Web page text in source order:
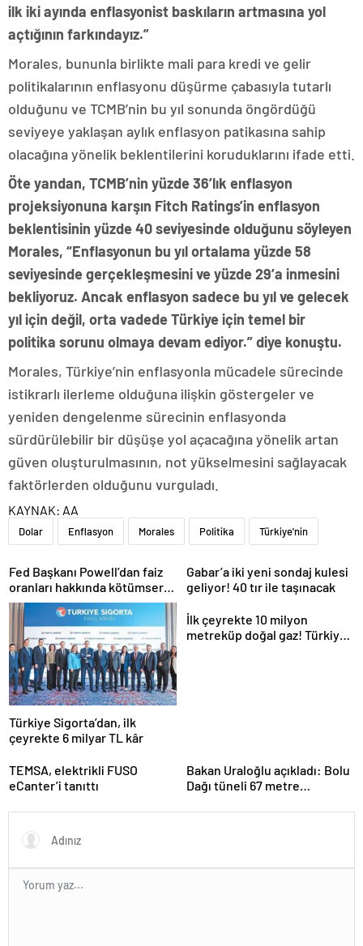
ilk iki ayında enflasyonist baskıların artmasına yol
açtığının farkındayız.”
Morales, bununla birlikte mali para kredi ve gelir
politikalarının enflasyonu düşürme çabasıyla tutarlı
olduğunu ve TCMB’nin bu yıl sonunda öngördüğü
seviyeye yaklaşan aylık enflasyon patikasına sahip
olacağına yönelik beklentilerini koruduklarını ifade etti.
Öte yandan, TCMB’nin yüzde 36’lık enflasyon
projeksiyonuna karşın Fitch Ratings’in enflasyon
beklentisinin yüzde 40 seviyesinde olduğunu söyleyen
Morales, “Enflasyonun bu yıl ortalama yüzde 58
seviyesinde gerçekleşmesini ve yüzde 29’a inmesini
bekliyoruz. Ancak enflasyon sadece bu yıl ve gelecek
yıl için değil, orta vadede Türkiye için temel bir
politika sorunu olmaya devam ediyor.” diye konuştu.
Morales, Türkiye’nin enflasyonla mücadele sürecinde
istikrarlı ilerleme olduğuna ilişkin göstergeler ve
yeniden dengelenme sürecinin enflasyonda
sürdürülebilir bir düşüşe yol açacağına yönelik artan
güven oluşturulmasının, not yükselmesini sağlayacak
faktörlerden olduğunu vurguladı.
KAYNAK: AA
Dolar Enflasyon Morales Politika Türkiye'nin
Fed Başkanı Powell’dan faiz
oranları hakkında kötümser
açıklama
Gabar’a iki yeni sondaj kulesi
geliyor! 40 tır ile taşınacak
Türkiye Sigorta’dan, ilk
çeyrekte 6 milyar TL kâr
İlk çeyrekte 10 milyon
metreküp doğal gaz! Türkiye
TEMSA, elektrikli FUSO
eCanter’i tanıttı
Bakan Uraloğlu açıkladı: Bolu
Dağı tüneli 67 metre